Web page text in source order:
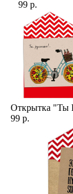
99 р.
Открытка "Ты
99 р.